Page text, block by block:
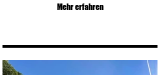
Mehr erfahren